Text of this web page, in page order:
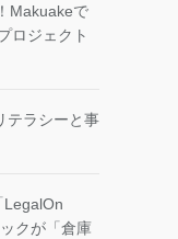
Makuakeで
ロジェクト
テラシーと事
LegalOn
クが「倉庫